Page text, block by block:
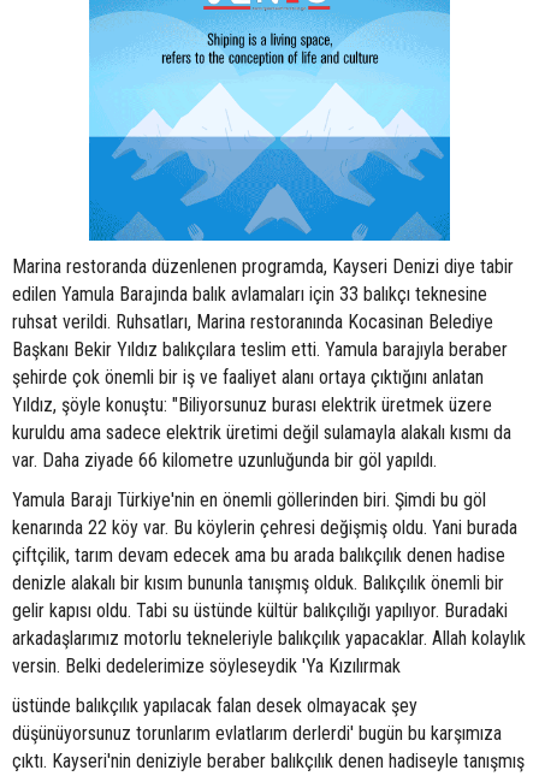
Marina restoranda düzenlenen programda, Kayseri Denizi diye tabir
edilen Yamula Barajında balık avlamaları için 33 balıkçı teknesine
ruhsat verildi. Ruhsatları, Marina restoranında Kocasinan Belediye
Başkanı Bekir Yıldız balıkçılara teslim etti. Yamula barajıyla beraber
şehirde çok önemli bir iş ve faaliyet alanı ortaya çıktığını anlatan
Yıldız, şöyle konuştu: "Biliyorsunuz burası elektrik üretmek üzere
kuruldu ama sadece elektrik üretimi değil sulamayla alakalı kısmı da
var. Daha ziyade 66 kilometre uzunluğunda bir göl yapıldı.
Yamula Barajı Türkiye'nin en önemli göllerinden biri. Şimdi bu göl
kenarında 22 köy var. Bu köylerin çehresi değişmiş oldu. Yani burada
çiftçilik, tarım devam edecek ama bu arada balıkçılık denen hadise
denizle alakalı bir kısım bununla tanışmış olduk. Balıkçılık önemli bir
gelir kapısı oldu. Tabi su üstünde kültür balıkçılığı yapılıyor. Buradaki
arkadaşlarımız motorlu tekneleriyle balıkçılık yapacaklar. Allah kolaylık
versin. Belki dedelerimize söyleseydik 'Ya Kızılırmak
üstünde balıkçılık yapılacak falan desek olmayacak şey
düşünüyorsunuz torunlarım evlatlarım derlerdi' bugün bu karşımıza
çıktı. Kayseri'nin deniziyle beraber balıkçılık denen hadiseyle tanışmış